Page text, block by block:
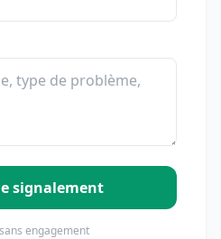
signalement
engagement